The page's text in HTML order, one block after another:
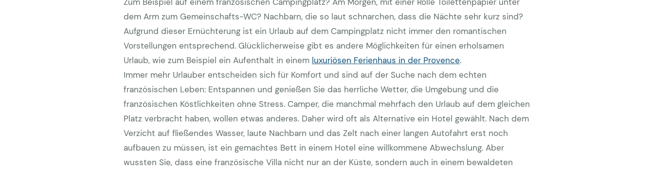
dem Arm zum Gemeinschafts-WC? Nachbarn, die so laut schnarchen, dass die Nächte sehr kurz sind?
Aufgrund dieser Ernüchterung ist ein Urlaub auf dem Campingplatz nicht immer den romantischen
Vorstellungen entsprechend. Glücklicherweise gibt es andere Möglichkeiten für einen erholsamen
Urlaub, wie zum Beispiel ein Aufenthalt in einem luxuriösen Ferienhaus in der Provence.
Immer mehr Urlauber entscheiden sich für Komfort und sind auf der Suche nach dem echten
französischen Leben: Entspannen und genießen Sie das herrliche Wetter, die Umgebung und die
französischen Köstlichkeiten ohne Stress. Camper, die manchmal mehrfach den Urlaub auf dem gleichen
Platz verbracht haben, wollen etwas anderes. Daher wird oft als Alternative ein Hotel gewählt. Nach dem
Verzicht auf fließendes Wasser, laute Nachbarn und das Zelt nach einer langen Autofahrt erst noch
aufbauen zu müssen, ist ein gemachtes Bett in einem Hotel eine willkommene Abwechslung. Aber
wussten Sie, dass eine französische Villa nicht nur an der Küste, sondern auch in einem bewaldeten